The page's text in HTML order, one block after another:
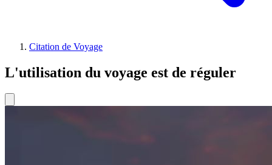
Citation de Voyage
L'utilisation du voyage est de réguler